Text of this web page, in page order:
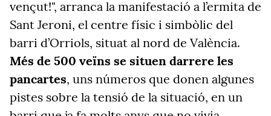
vençut!", arranca la manifestació a l’ermita de
Sant Jeroni, el centre físic i simbòlic del
barri d’Orriols, situat al nord de València.
Més de 500 veïns se situen darrere les
pancartes, uns números que donen algunes
pistes sobre la tensió de la situació, en un